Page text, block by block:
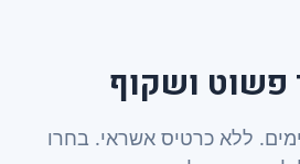
פשוט ושקוף
התחילו חינם ל-7 ימים. ללא כרטיס אשראי. בחרו